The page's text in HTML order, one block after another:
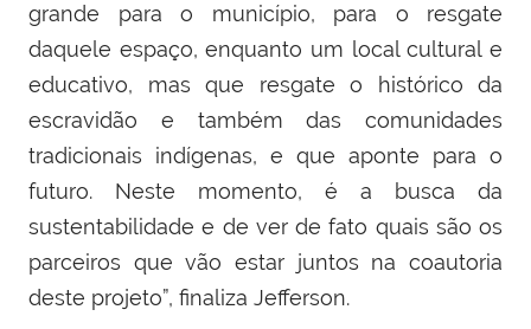
grande para o município, para o resgate
daquele espaço, enquanto um local cultural e
educativo, mas que resgate o histórico da
escravidão e também das comunidades
tradicionais indígenas, e que aponte para o
futuro. Neste momento, é a busca da
sustentabilidade e de ver de fato quais são os
parceiros que vão estar juntos na coautoria
deste projeto”, finaliza Jefferson.